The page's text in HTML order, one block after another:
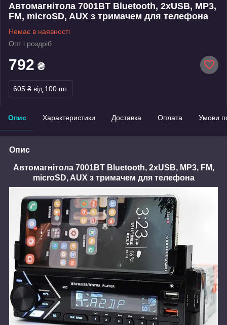
Автомагнітола 7001BT Bluetooth, 2xUSB, MP3,
FM, microSD, AUX з тримачем для телефона
Немає в наявності
Опт і роздріб
792 ₴
605 ₴ від 100 шт.
Опис Характеристики Доставка Оплата Умови
Опис
Автомагнітола 7001BT Bluetooth, 2xUSB, MP3, FM,
microSD, AUX з тримачем для телефона